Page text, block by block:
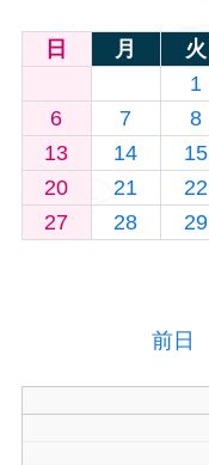
日 月 火
1
6
7 8
13
14 15
20
21 22
27
28 29
前日